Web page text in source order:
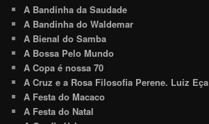
A Bandinha da Saudade
A Bandinha do Waldemar
A Bienal do Samba
A Bossa Pelo Mundo
A Copa é nossa 70
A Cruz e a Rosa Filosofia Perene. Luiz Eça
A Festa do Macaco
A Festa do Natal